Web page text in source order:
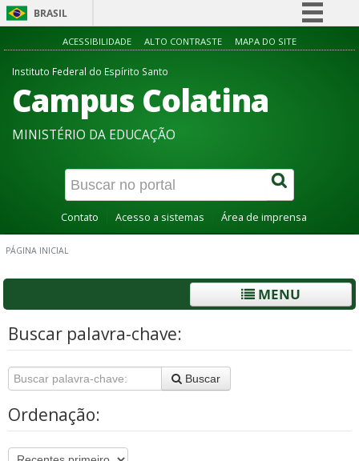
BRASIL
Simplifique!
Acesso à informação
Canais
ACESSIBILIDADE ALTO CONTRASTE MAPA DO SITE
Instituto Federal do Espírito Santo
Campus Colatina
MINISTÉRIO DA EDUCAÇÃO
Contato Acesso a sistemas Área de imprensa
PÁGINA INICIAL
MENU
Buscar palavra-chave:
Buscar
Ordenação: